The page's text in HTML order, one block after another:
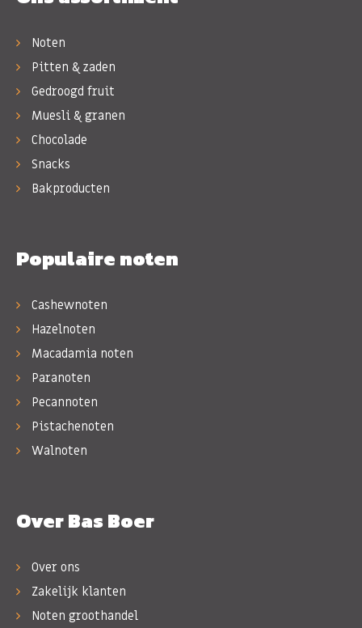
Noten
Pitten & zaden
Gedroogd fruit
Muesli & granen
Chocolade
Snacks
Bakproducten
Populaire noten
Cashewnoten
Hazelnoten
Macadamia noten
Paranoten
Pecannoten
Pistachenoten
Walnoten
Over Bas Boer
Over ons
Zakelijk klanten
Noten groothandel